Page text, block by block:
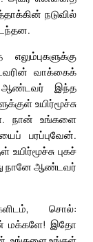
நடுவில்
வாக்கைக்
ஆண்டவர் இந்த
உயிர்மூச்சு
நான் உங்களை
பரப்புவேன்.
புகச்
நானே ஆண்டவர்
சொல்:
மக்களே! இதோ